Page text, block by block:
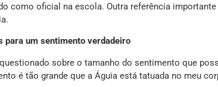
como oficial na escola. Outra referência
para um sentimento verdadeiro
sobre o tamanho do sentimento que
é tão grande que a Águia está tatuada no meu